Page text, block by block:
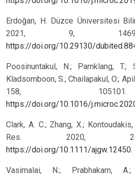
Erdoğan, H. Düzce Üniversitesi
2021, 9,
https://doi.org/10.29130/
Poosinuntakul, N.; Parnklang, T.;
Kladsomboon, S.; Chailapakul, O.;
158,
https://doi.org/10.1016/
Clark, A. C.; Zhang, X.;
Res. 2020,
https://doi.org/10.1111/ajgw.12450.
Vasimalai, N.; Prabhakarn,